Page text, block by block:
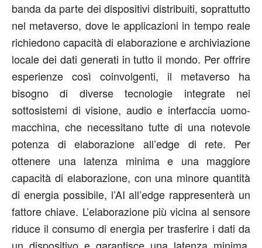
banda da parte dei dispositivi distribuiti, soprattutto
nel metaverso, dove le applicazioni in tempo reale
richiedono capacità di elaborazione e archiviazione
locale dei dati generati in tutto il mondo. Per offrire
esperienze così coinvolgenti, il metaverso ha
bisogno di diverse tecnologie integrate nei
sottosistemi di visione, audio e interfaccia uomo-
macchina, che necessitano tutte di una notevole
potenza di elaborazione all’edge di rete. Per
ottenere una latenza minima e una maggiore
capacità di elaborazione, con una minore quantità
di energia possibile, l’AI all’edge rappresenterà un
fattore chiave. L’elaborazione più vicina al sensore
riduce il consumo di energia per trasferire i dati da